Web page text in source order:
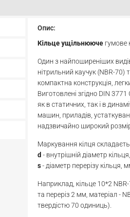
Опис:
Кільцеущільнююче гумове
Один з найпоширеніших
нітрильний каучук (NBR-70)
компактна конструкція,
Виготовлені згідно DIN
як в статичних, так і в
машин, приладів,
надзвичайно широкий
Маркування кілця
d - внутрішній діаметр
s- діаметр перерізу кільця,
Наприклад, кільце 10*2
та переріз 2 мм, матеріал -
твердістю 70 одиниць).